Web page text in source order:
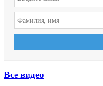
Все видео